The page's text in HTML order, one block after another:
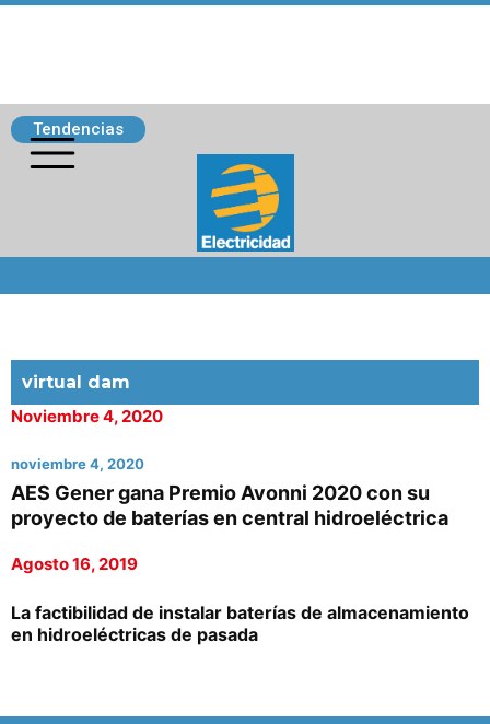
Tendencias
virtual dam
Noviembre 4, 2020
noviembre 4, 2020
AES Gener gana Premio Avonni 2020 con su
proyecto de baterías en central hidroeléctrica
Agosto 16, 2019
La factibilidad de instalar baterías de almacenamiento
en hidroeléctricas de pasada